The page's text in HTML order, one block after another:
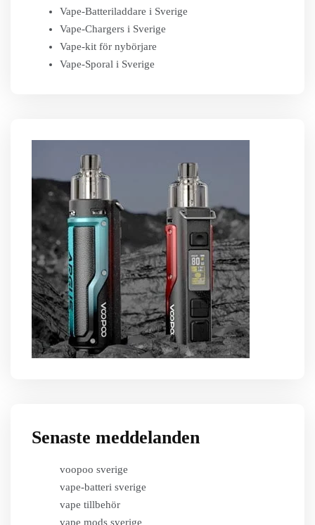
Vape-Batteriladdare i Sverige
Vape-Chargers i Sverige
Vape-kit för nybörjare
Vape-Sporal i Sverige
Senaste meddelanden
voopoo sverige
vape-batteri sverige
vape tillbehör
vape mods sverige